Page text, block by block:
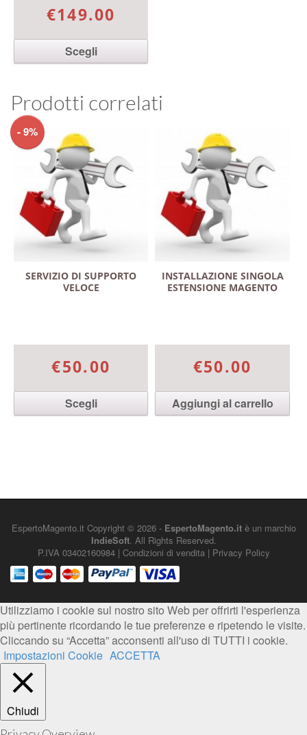
5.00
su 5
€149.00
Scegli
possono essere scelte
nella pagina del prodotto
Prodotti correlati
- 9%
SERVIZIO DI SUPPORTO
VELOCE
€50.00
Scegli
INSTALLAZIONE SINGOLA
ESTENSIONE MAGENTO
€50.00
Aggiungi al carrello
EspertoMagento.it Copyright © 2026 - EspertoMagento.itè un marchio
IndieSoft. All Rights Reserved.
P.IVA 03402160984 | Condizioni di vendita| Privacy Policy
Utilizziamo i cookie sul nostro sito Web per offrirti l'esperienza
più pertinente ricordando le tue preferenze e ripetendo le visite.
Cliccando su “Accetta” acconsenti all'uso di TUTTI i cookie.
Impostazioni Cookie ACCETTA
Chiudi